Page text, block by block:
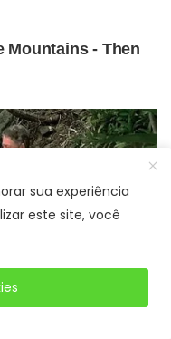
sua experiência
este site, você